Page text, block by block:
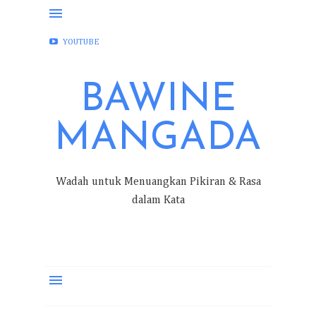
FACEBOOK
YOUTUBE
BAWINE
MANGADA
Wadah untuk Menuangkan Pikiran & Rasa
dalam Kata